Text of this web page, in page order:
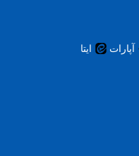
آپارات ایتا